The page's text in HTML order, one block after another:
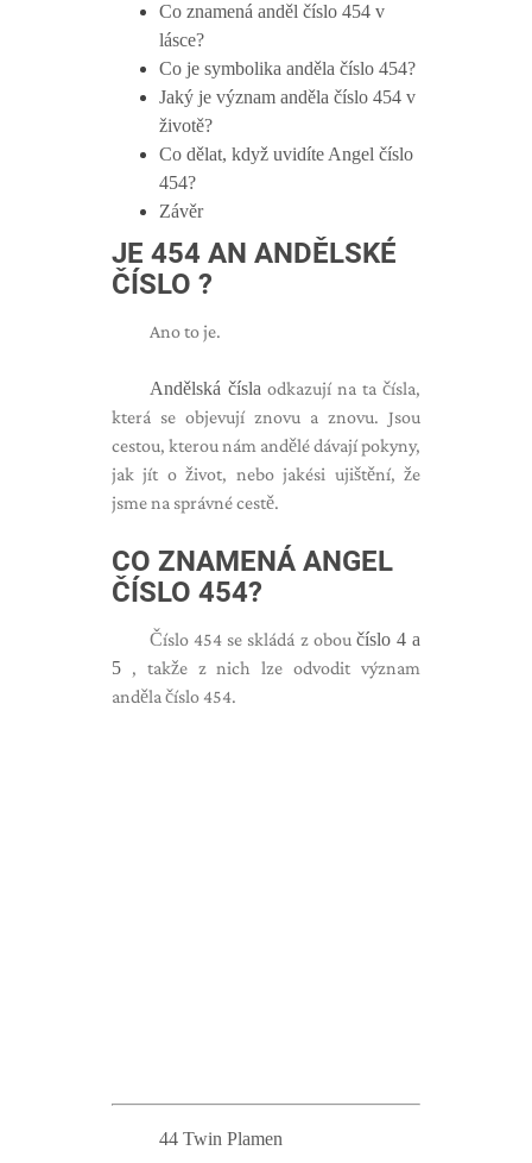
Co znamená anděl číslo 454 v
lásce?
Co je symbolika anděla číslo 454?
Jaký je význam anděla číslo 454 v
životě?
Co dělat, když uvidíte Angel číslo
454?
Závěr
JE 454 AN ANDĚLSKÉ
ČÍSLO ?
Ano to je.
Andělská čísla odkazují na ta čísla,
která se objevují znovu a znovu. Jsou
cestou, kterou nám andělé dávají pokyny,
jak jít o život, nebo jakési ujištění, že
jsme na správné cestě.
CO ZNAMENÁ ANGEL
ČÍSLO 454?
Číslo 454 se skládá z obou číslo 4 a
5 , takže z nich lze odvodit význam
anděla číslo 454.
44 Twin Plamen